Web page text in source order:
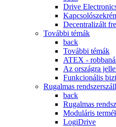
Drive
Decentralizált
További témák
back
További témák
ATEX -
Az országra
Funkcionális
Rugalmas
back
Rugalmas
Moduláris
LogiDrive